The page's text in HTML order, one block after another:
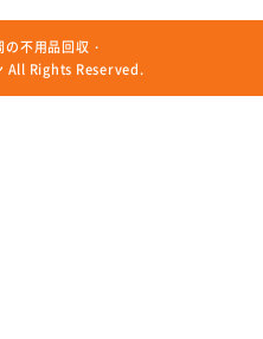
の不用品回収・
All Rights Reserved.